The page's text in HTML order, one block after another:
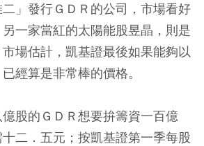
」發行ＧＤＲ的公司，市場看好
一家當紅的太陽能股昱晶，則是
場估計，凱基證最後如果能夠以
經算是非常棒的價格。
股的ＧＤＲ想要拚籌資一百億
二．五元；按凱基證第一季每股